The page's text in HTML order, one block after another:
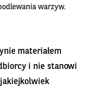
warzyw.
materiałem
i nie stanowi